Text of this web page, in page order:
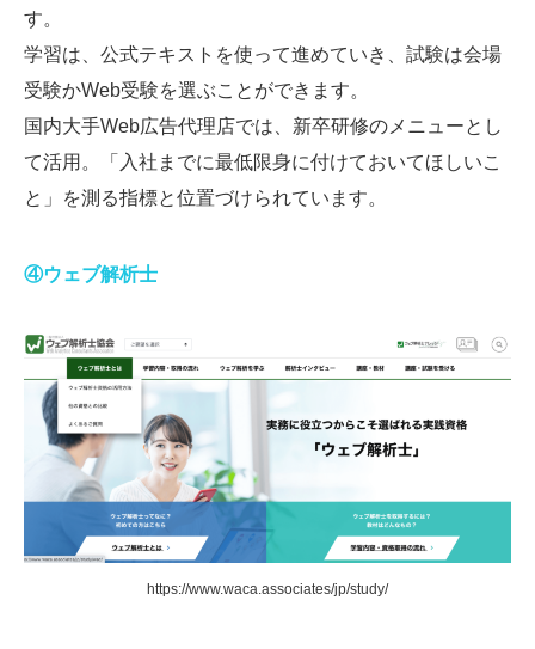
す。
学習は、公式テキストを使って進めていき、試験は会場
受験かWeb受験を選ぶことができます。
国内大手Web広告代理店では、新卒研修のメニューとし
て活用。「入社までに最低限身に付けておいてほしいこ
と」を測る指標と位置づけられています。
④ウェブ解析士
https://www.waca.associates/jp/study/